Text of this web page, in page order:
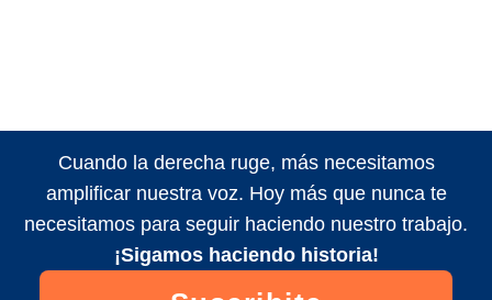
Cuando la derecha ruge, más necesitamos
amplificar nuestra voz. Hoy más que nunca te
necesitamos para seguir haciendo nuestro trabajo.
¡Sigamos haciendo historia!